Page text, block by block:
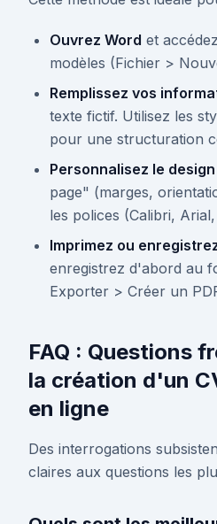
Ouvrez Word et
modèles (Fichier >
Remplissez vos
texte fictif. Utilisez les
pour une structuration
Personnalisez le design
page" (marges,
les polices (Calibri,
Imprimez ou
enregistrez d'abord au
Exporter > Créer un
FAQ : Questions
la création d'un
en ligne
Des interrogations
claires aux questions les